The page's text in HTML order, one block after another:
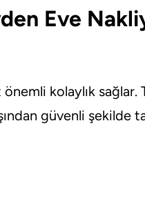
Eve
kolaylık sağlar.
güvenli şekilde